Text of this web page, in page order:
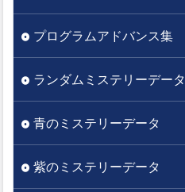
プログラムアドバンス集
ランダムミステリーデータ
青のミステリーデータ
紫のミステリーデータ